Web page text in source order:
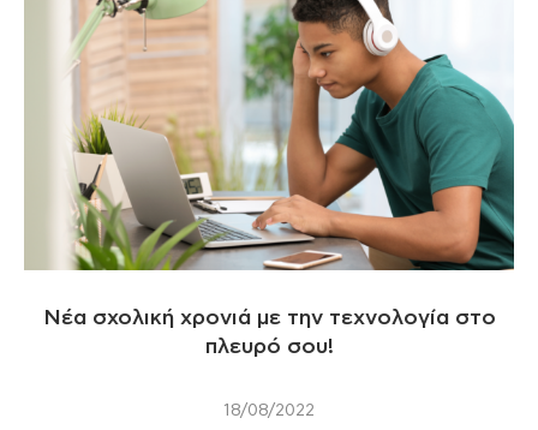
Νέα σχολική χρονιά με την τεχνολογία στο
πλευρό σου!
18/08/2022